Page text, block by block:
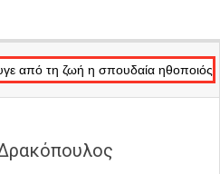
τη ζωή η σπουδαία ηθοποιός